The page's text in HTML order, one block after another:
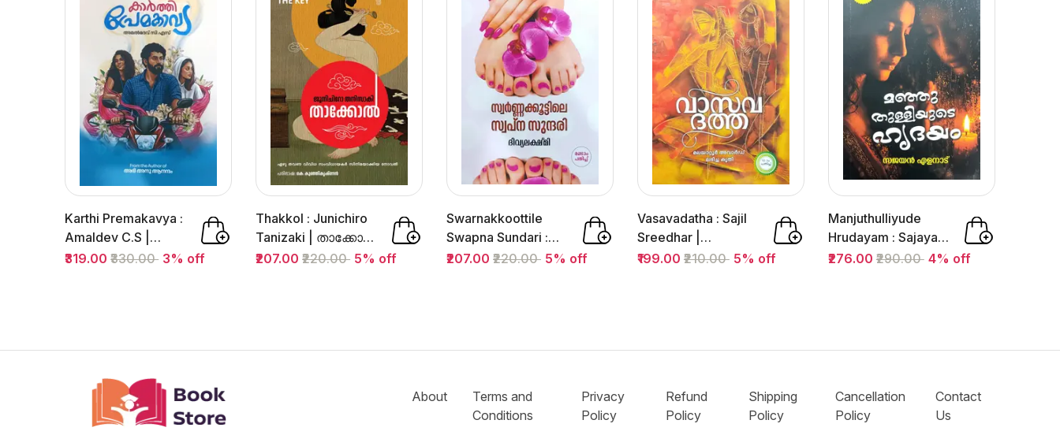
Karthi Premakavya :
Amaldev C.S |
കാർത്തി
₹319.00₹330.00 3% off
Thakkol : Junichiro
Tanizaki | താക്കോല്‍
| Mathrubhumi Books
₹207.00₹220.00 5% off
Swarnakkoottile
Swapna Sundari :
Divyalakshmi |...
₹207.00₹220.00 5% off
Vasavadatha : Sajil
Sreedhar |
വാസവദത്ത |
₹199.00 ₹210.00 5% off
Manjuthulliyude
Hrudayam : Sajayan
Elanadu |...
₹276.00 ₹290.00 4% off
About
Terms and
Conditions
Privacy
Policy
Refund
Policy
Shipping
Policy
Cancellation
Policy
Contact
Us